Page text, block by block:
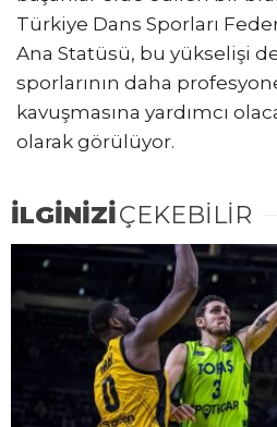
Türkiye Dans Sporları
Ana Statüsü, bu yükselişi
sporlarının daha
kavuşmasına yardımcı
olarak görülüyor.
İLGİNİZİÇEKEBİLİR